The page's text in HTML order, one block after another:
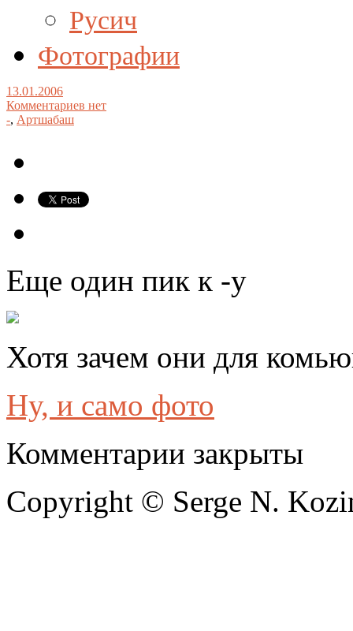
Русич
Фотографии
13.01.2006
Комментариев нет
-, Артшабаш
Еще один пик к -у
Хотя зачем они для
Ну, и само фото
Комментарии закрыты
Copyright © Serge N.